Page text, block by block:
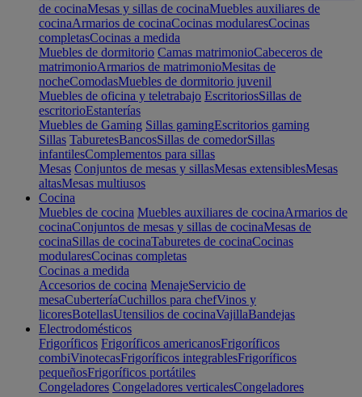
de cocinaMesas y sillas de cocinaMuebles auxiliares de
cocinaArmarios de cocinaCocinas modularesCocinas
completasCocinas a medida
Muebles de dormitorio Camas matrimonioCabeceros de
matrimonioArmarios de matrimonioMesitas de
nocheComodasMuebles de dormitorio juvenil
Muebles de oficina y teletrabajo EscritoriosSillas de
escritorioEstanterías
Muebles de Gaming Sillas gamingEscritorios gaming
Sillas TaburetesBancosSillas de comedorSillas
infantilesComplementos para sillas
Mesas Conjuntos de mesas y sillasMesas extensiblesMesas
altasMesas multiusos
Cocina
Muebles de cocina Muebles auxiliares de cocinaArmarios de
cocinaConjuntos de mesas y sillas de cocinaMesas de
cocinaSillas de cocinaTaburetes de cocinaCocinas
modularesCocinas completas
Cocinas a medida
Accesorios de cocina MenajeServicio de
mesaCuberteríaCuchillos para chefVinos y
licoresBotellasUtensilios de cocinaVajillaBandejas
Electrodomésticos
Frigoríficos Frigoríficos americanosFrigoríficos
combiVinotecasFrigoríficos integrablesFrigoríficos
pequeñosFrigoríficos portátiles
Congeladores Congeladores verticalesCongeladores